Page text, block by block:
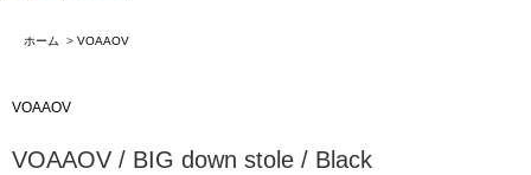
ホーム > VOAAOV
VOAAOV
VOAAOV / BIG down stole / Black